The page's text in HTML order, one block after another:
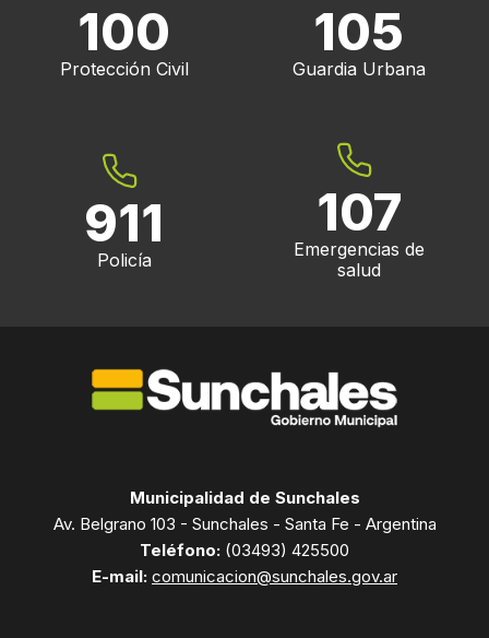
100
Protección Civil
105
Guardia Urbana
911
Policía
107
Emergencias de
salud
Municipalidad de Sunchales
Av. Belgrano 103 - Sunchales - Santa Fe - Argentina
Teléfono: (03493) 425500
E-mail: comunicacion@sunchales.gov.ar